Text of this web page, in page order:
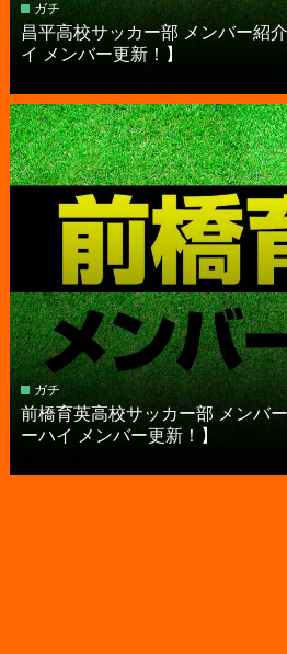
ガチ
昌平高校サッカー部 メンバー紹
イ メンバー更新！】
ガチ
前橋育英高校サッカー部 メンバ
ーハイ メンバー更新！】